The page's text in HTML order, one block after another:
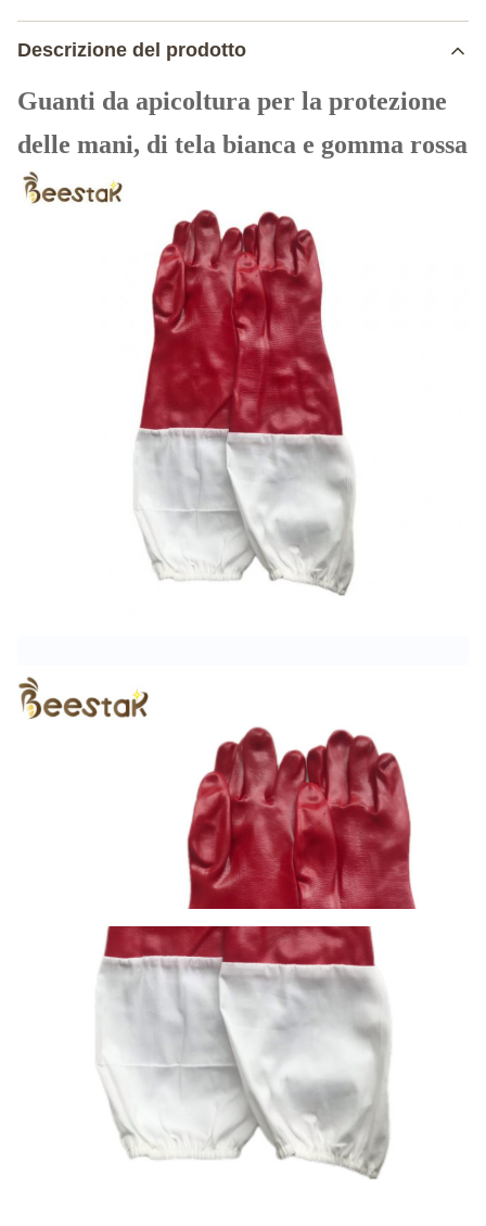
Descrizione del prodotto
Guanti da apicoltura per la protezione
delle mani, di tela bianca e gomma rossa